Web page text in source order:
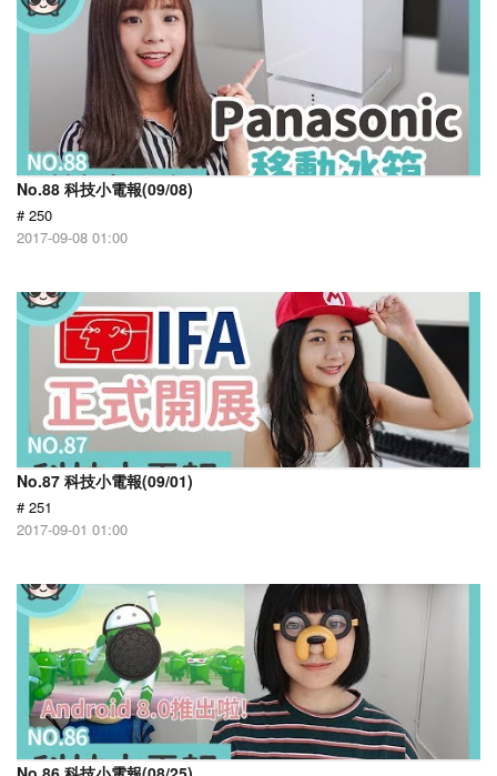
No.88 科技小電報(09/08)
# 250
2017-09-08 01:00
No.87 科技小電報(09/01)
# 251
2017-09-01 01:00